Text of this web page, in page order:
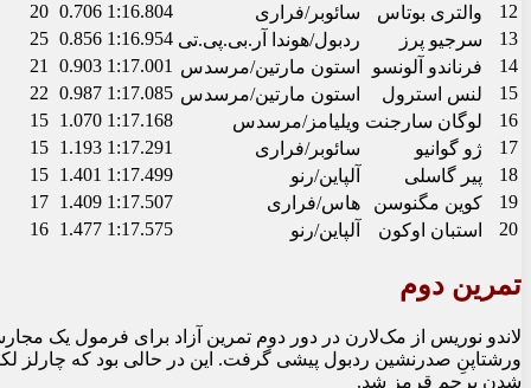
12
والتری بوتاس سائوبر/فراری 1:16.804
0.706
20
13
سرجیو پرز ردبول/هوندا آر.بی.پی.تی 1:16.954
0.856
25
14
فرناندو آلونسو استون مارتین/مرسدس 1:17.001
0.903
21
15
لنس استرول استون مارتین/مرسدس 1:17.085
0.987
22
16
لوگان سارجنت ویلیامز/مرسدس 1:17.168
1.070
15
17
ژو گوانیو سائوبر/فراری 1:17.291
1.193
15
18
پیر گاسلی آلپاین/رنو 1:17.499
1.401
15
19
کوین مگنوسن هاس/فراری 1:17.507
1.409
17
20
استبان اوکون آلپاین/رنو 1:17.575
1.477
16
تمرین دوم
ورشتاپنِ صدرنشین ردبول پیشی گرفت. این در حالی بود که چارلز
شدن پرچم قرمز شد.